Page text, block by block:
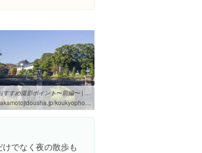
皇居のおすすめ撮影ポイント〜前編〜 | 坂本自動車株式会社
koukyophoto_1
でなく夜の散歩も